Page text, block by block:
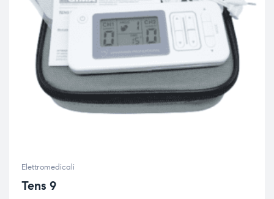
Elettromedicali
Tens 9